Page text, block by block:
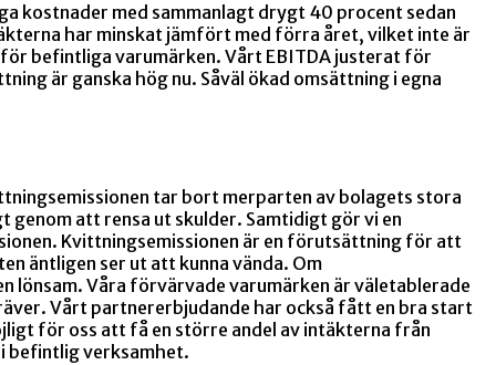
kostnader med sammanlagt drygt 40 procent sedan
har minskat jämfört med förra året, vilket inte är
befintliga varumärken. Vårt EBITDA justerat för
är ganska hög nu. Såväl ökad omsättning i egna
tar bort merparten av bolagets stora
att rensa ut skulder. Samtidigt gör vi en
Kvittningsemissionen är en förutsättning för att
äntligen ser ut att kunna vända. Om
lönsam. Våra förvärvade varumärken är väletablerade
Vårt partnererbjudande har också fått en bra start
för oss att få en större andel av intäkterna från
befintlig verksamhet.